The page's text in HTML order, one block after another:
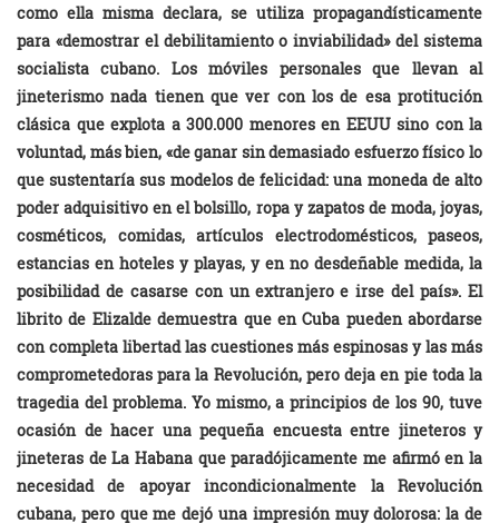
como ella misma declara, se utiliza propagandísticamente
para «demostrar el debilitamiento o inviabilidad» del sistema
socialista cubano. Los móviles personales que llevan al
jineterismo nada tienen que ver con los de esa protitución
clásica que explota a 300.000 menores en EEUU sino con la
voluntad, más bien, «de ganar sin demasiado esfuerzo físico lo
que sustentaría sus modelos de felicidad: una moneda de alto
poder adquisitivo en el bolsillo, ropa y zapatos de moda, joyas,
cosméticos, comidas, artículos electrodomésticos, paseos,
estancias en hoteles y playas, y en no desdeñable medida, la
posibilidad de casarse con un extranjero e irse del país». El
librito de Elizalde demuestra que en Cuba pueden abordarse
con completa libertad las cuestiones más espinosas y las más
comprometedoras para la Revolución, pero deja en pie toda la
tragedia del problema. Yo mismo, a principios de los 90, tuve
ocasión de hacer una pequeña encuesta entre jineteros y
jineteras de La Habana que paradójicamente me afirmó en la
necesidad de apoyar incondicionalmente la Revolución
cubana, pero que me dejó una impresión muy dolorosa: la de